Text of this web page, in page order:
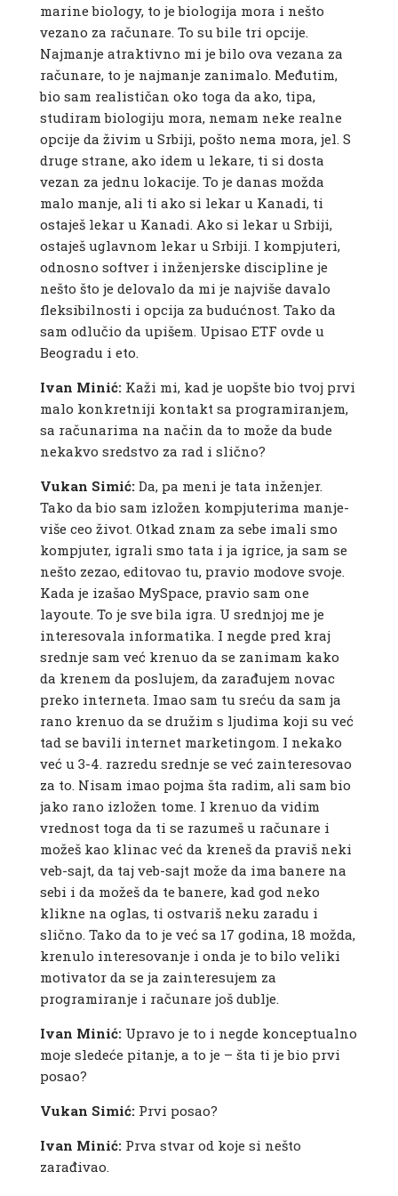
marine biology, to je biologija mora i nešto
vezano za računare. To su bile tri opcije.
Najmanje atraktivno mi je bilo ova vezana za
računare, to je najmanje zanimalo. Međutim,
bio sam realističan oko toga da ako, tipa,
studiram biologiju mora, nemam neke realne
opcije da živim u Srbiji, pošto nema mora, jel. S
druge strane, ako idem u lekare, ti si dosta
vezan za jednu lokacije. To je danas možda
malo manje, ali ti ako si lekar u Kanadi, ti
ostaješ lekar u Kanadi. Ako si lekar u Srbiji,
ostaješ uglavnom lekar u Srbiji. I kompjuteri,
odnosno softver i inženjerske discipline je
nešto što je delovalo da mi je najviše davalo
fleksibilnosti i opcija za budućnost. Tako da
sam odlučio da upišem. Upisao ETF ovde u
Beogradu i eto.
Ivan Minić:Kaži mi, kad je uopšte bio tvoj prvi
malo konkretniji kontakt sa programiranjem,
sa računarima na način da to može da bude
nekakvo sredstvo za rad i slično?
Vukan Simić:Da, pa meni je tata inženjer.
Tako da bio sam izložen kompjuterima manje-
više ceo život. Otkad znam za sebe imali smo
kompjuter, igrali smo tata i ja igrice, ja sam se
nešto zezao, editovao tu, pravio modove svoje.
Kada je izašao MySpace, pravio sam one
layoute. To je sve bila igra. U srednjoj me je
interesovala informatika. I negde pred kraj
srednje sam već krenuo da se zanimam kako
da krenem da poslujem, da zarađujem novac
preko interneta. Imao sam tu sreću da sam ja
rano krenuo da se družim s ljudima koji su već
tad se bavili internet marketingom. I nekako
već u 3-4. razredu srednje se već zainteresovao
za to. Nisam imao pojma šta radim, ali sam bio
jako rano izložen tome. I krenuo da vidim
vrednost toga da ti se razumeš u računare i
možeš kao klinac već da kreneš da praviš neki
veb-sajt, da taj veb-sajt može da ima banere na
sebi i da možeš da te banere, kad god neko
klikne na oglas, ti ostvariš neku zaradu i
slično. Tako da to je već sa 17 godina, 18 možda,
krenulo interesovanje i onda je to bilo veliki
motivator da se ja zainteresujem za
programiranje i računare još dublje.
Ivan Minić:Upravo je to i negde konceptualno
moje sledeće pitanje, a to je – šta ti je bio prvi
posao?
Vukan Simić:Prvi posao?
Ivan Minić:Prva stvar od koje si nešto
zarađivao.